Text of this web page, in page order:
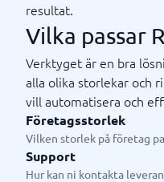
resultat.
Vilka passar
Verktyget är en bra
alla olika storlekar och
vill automatisera och
Företagsstorlek
Vilken storlek på företag
Support
Hur kan ni kontakta